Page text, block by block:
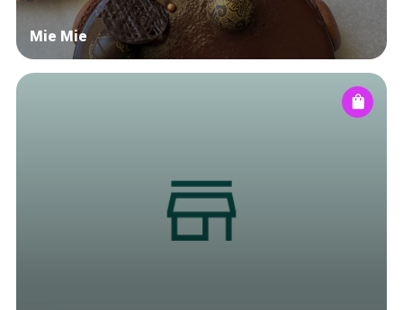
Mie Mie